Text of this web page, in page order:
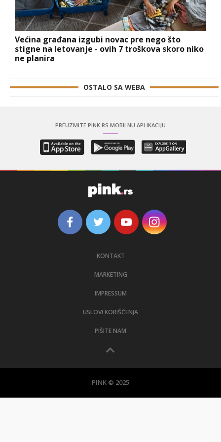
Većina građana izgubi novac pre nego što
stigne na letovanje - ovih 7 troškova skoro niko
ne planira
OSTALO SA WEBA
PREUZMITE PINK.RS MOBILNU APLIKACIJU
KONTAKT
MARKETING
IMPRESSUM
USLOVI KORIŠĆENJA
PIŠITE NAM
PINK © 2025